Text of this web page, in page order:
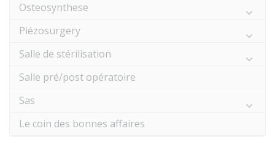
Osteosynthese
Piézosurgery
Salle de stérilisation
Salle pré/post opératoire
Sas
Le coin des bonnes affaires